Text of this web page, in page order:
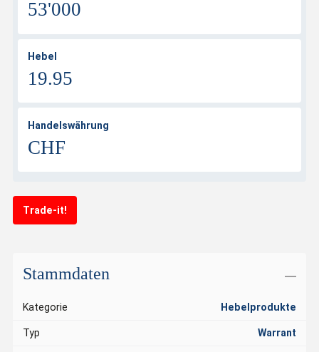
53'000
Hebel
19.95
Handelswährung
CHF
Trade-it!
Stammdaten
Kategorie Hebelprodukte
Typ Warrant